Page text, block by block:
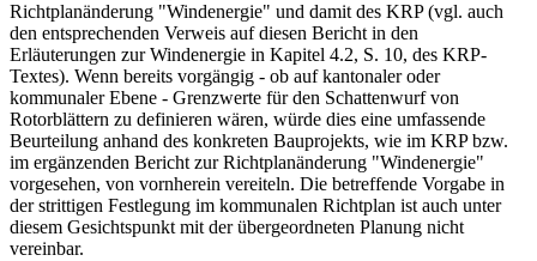
Richtplanänderung "Windenergie" und damit des KRP (vgl. auch
den entsprechenden Verweis auf diesen Bericht in den
Erläuterungen zur Windenergie in Kapitel 4.2, S. 10, des KRP-
Textes). Wenn bereits vorgängig - ob auf kantonaler oder
kommunaler Ebene - Grenzwerte für den Schattenwurf von
Rotorblättern zu definieren wären, würde dies eine umfassende
Beurteilung anhand des konkreten Bauprojekts, wie im KRP bzw.
im ergänzenden Bericht zur Richtplanänderung "Windenergie"
vorgesehen, von vornherein vereiteln. Die betreffende Vorgabe in
der strittigen Festlegung im kommunalen Richtplan ist auch unter
diesem Gesichtspunkt mit der übergeordneten Planung nicht
vereinbar.